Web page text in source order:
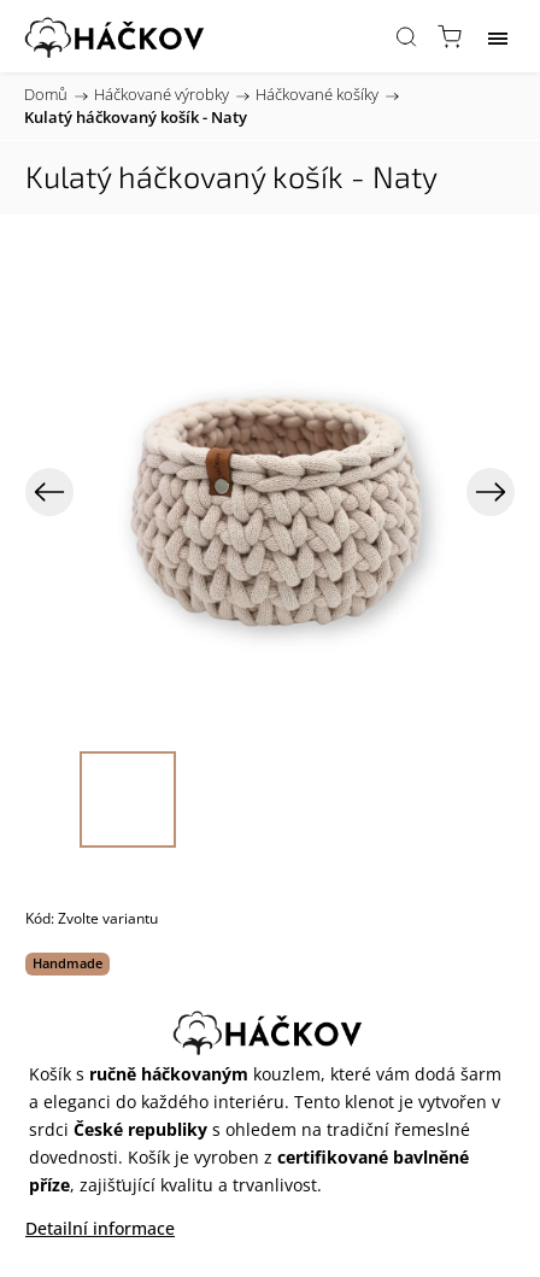
Domů / Háčkované výrobky / Háčkované košíky /
Kulatý háčkovaný košík - Naty
Kulatý háčkovaný košík - Naty
Kód:Zvolte variantu
Handmade
Košík s ručně háčkovaným kouzlem, které vám dodá šarm
a eleganci do každého interiéru. Tento klenot je vytvořen v
srdci České republiky s ohledem na tradiční řemeslné
dovednosti. Košík je vyroben z certifikované bavlněné
příze, zajišťující kvalitu a trvanlivost.
Detailní informace